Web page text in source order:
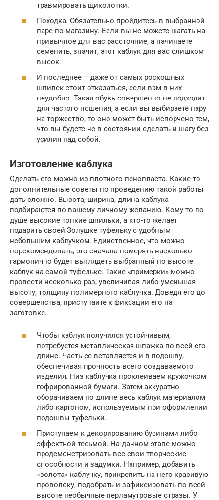
травмировать щиколотки.
Походка. Обязательно пройдитесь в выбранной
паре по магазину. Если вы не можете шагать на
привычное для вас расстояние, а начинаете
семенить, значит, этот каблук для вас слишком
высок.
И последнее – даже от самых роскошных
шпилек стоит отказаться, если вам в них
неудобно. Такая обувь совершенно не подходит
для частого ношения, а если вы выбираете пару
на торжество, то оно может быть испорчено тем,
что вы будете не в состоянии сделать и шагу без
усилия над собой.
Изготовление каблука
Сделать его можно из плотного пенопласта. Какие-то
дополнительные советы по проведению такой работы
дать сложно. Высота, ширина, длина каблука
подбираются по вашему личному желанию. Кому-то по
душе высокие тонкие шпильки, а кто-то желает
подарить своей Золушке туфельку с удобным
небольшим каблучком. Единственное, что можно
порекомендовать, это сначала померять насколько
гармонично будет выглядеть выбранный по высоте
каблук на самой туфельке. Такие «примерки» можно
провести несколько раз, увеличивая либо уменьшая
высоту, толщину полимерного каблучка. Доведя его до
совершенства, приступайте к фиксации его на
заготовке.
Чтобы каблук получился устойчивым,
потребуется металлическая шпажка по всей его
длине. Часть ее вставляется и в подошву,
обеспечивая прочность всего создаваемого
изделия. Низ каблучка проклеиваем кружочком
гофрированной бумаги. Затем аккуратно
оборачиваем по длине весь каблук материалом
либо картоном, используемым при оформлении
подошвы туфельки.
Приступаем к декорированию бусинами либо
эффектной тесьмой. На данном этапе можно
продемонстрировать все свои творческие
способности и задумки. Например, добавить
«золота» каблучку, прикрепить на него красивую
проволоку, подобрать и зафиксировать по всей
высоте необычные перламутровые стразы. У